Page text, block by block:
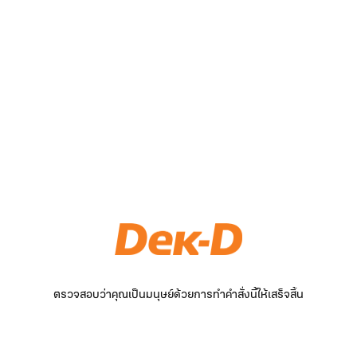
ตรวจสอบว่าคุณเป็นมนุษย์ด้วยการทำคำสั่งนี้ให้เสร็จสิ้น